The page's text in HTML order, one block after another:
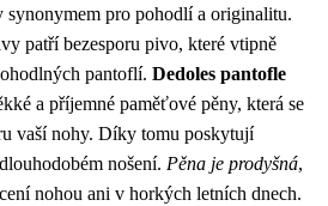
synonymem pro pohodlí a originalitu.
patří bezesporu pivo, které vtipně
pantoflí. Dedoles pantofle
a příjemné paměťové pěny, která se
vaší nohy. Díky tomu poskytují
nošení. Pěna je prodyšná,
nohou ani v horkých letních dnech.